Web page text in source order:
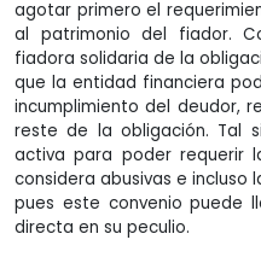
agotar primero el
al patrimonio del fiador.
fiadora solidaria de la
que la entidad financiera
incumplimiento del deudor,
reste de la obligación. Tal
activa para poder requerir
considera abusivas e incluso
pues este convenio puede
directa en su peculio.